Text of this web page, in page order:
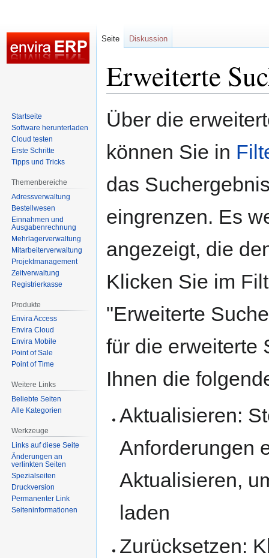
Erweiterte
Zur
Navigation
Zur
Suche
Über die
können Sie in
das
eingrenzen. Es
angezeigt, die
Klicken Sie im
"Erweiterte
für die erweiterte
Ihnen die
Aktualisieren:
Anforderungen
Aktualisieren,
laden
Zurücksetzen:
Seite Diskussion
Startseite
Software herunterladen
Cloud testen
Erste Schritte
Tipps und Tricks
Themenbereiche
Adressverwaltung
Bestellwesen
Einnahmen und
Ausgabenrechnung
Mehrlagerverwaltung
Mitarbeiterverwaltung
Projektmanagement
Zeitverwaltung
Registrierkasse
Produkte
Envira Access
Envira Cloud
Envira Mobile
Point of Sale
Point of Time
Weitere Links
Beliebte Seiten
Alle Kategorien
Werkzeuge
Links auf diese Seite
Änderungen an
verlinkten Seiten
Spezialseiten
Druckversion
Permanenter Link
Seiten­­informationen